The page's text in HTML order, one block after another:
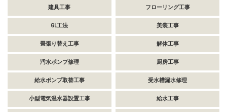
建具工事 フローリング工事
GL工法 美装工事
畳張り替え工事 解体工事
汚水ポンプ修理 厨房工事
給水ポンプ取替工事 受水槽漏水修理
小型電気温水器設置工事 給水工事